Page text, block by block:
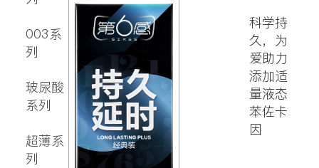
延时喷
003系
列
玻尿酸
系列
超薄系
列
科学持
久，为
爱助力
添加适
量液态
苯佐卡
因